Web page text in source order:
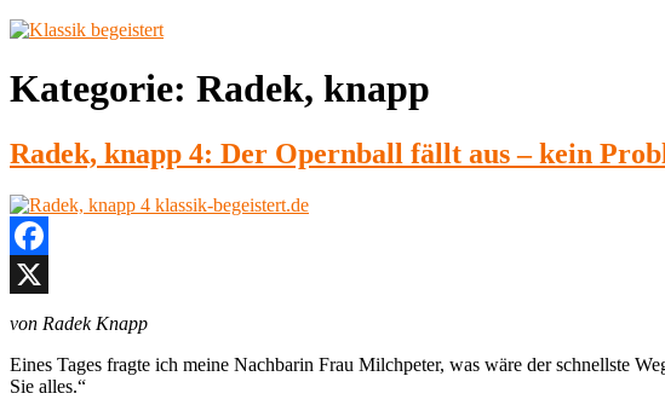
Kategorie: Radek, knapp
Radek, knapp 4: Der Opernball fällt aus – kein
Facebook
von Radek Knapp
Eines Tages fragte ich meine Nachbarin Frau Milchpeter, was wäre der schnellste
Sie alles.“